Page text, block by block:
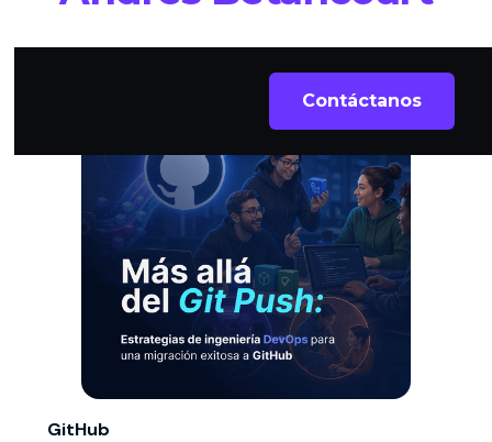
Contáctanos
GitHub